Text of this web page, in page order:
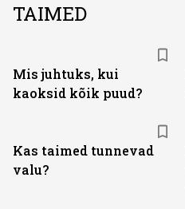
TAIMED
Mis juhtuks, kui
kaoksid kõik puud?
Kas taimed tunnevad
valu?